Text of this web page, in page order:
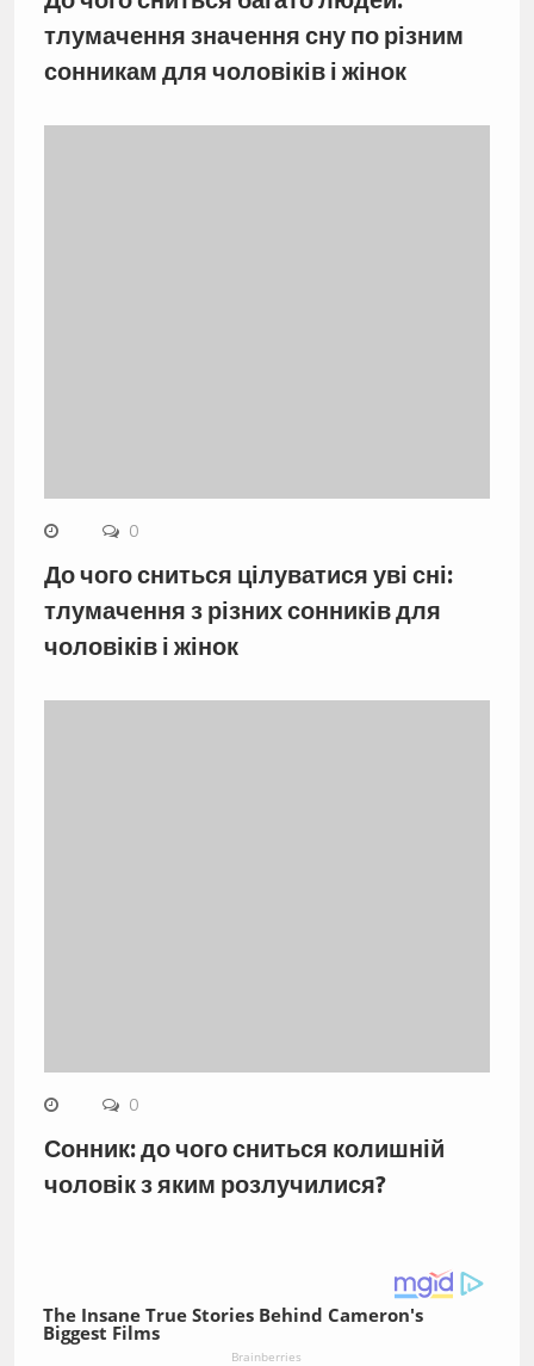
тлумачення значення сну по різним
сонникам для чоловіків і жінок
0
До чого сниться цілуватися уві сні:
тлумачення з різних сонників для
чоловіків і жінок
0
Сонник: до чого сниться колишній
чоловік з яким розлучилися?
The Insane True Stories Behind Cameron's
Biggest Films
Brainberries